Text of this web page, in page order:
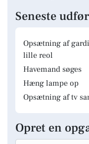
Seneste
Opsætning af
lille reol
Havemand søges
Hæng lampe op
Opsætning af tv
Opret en